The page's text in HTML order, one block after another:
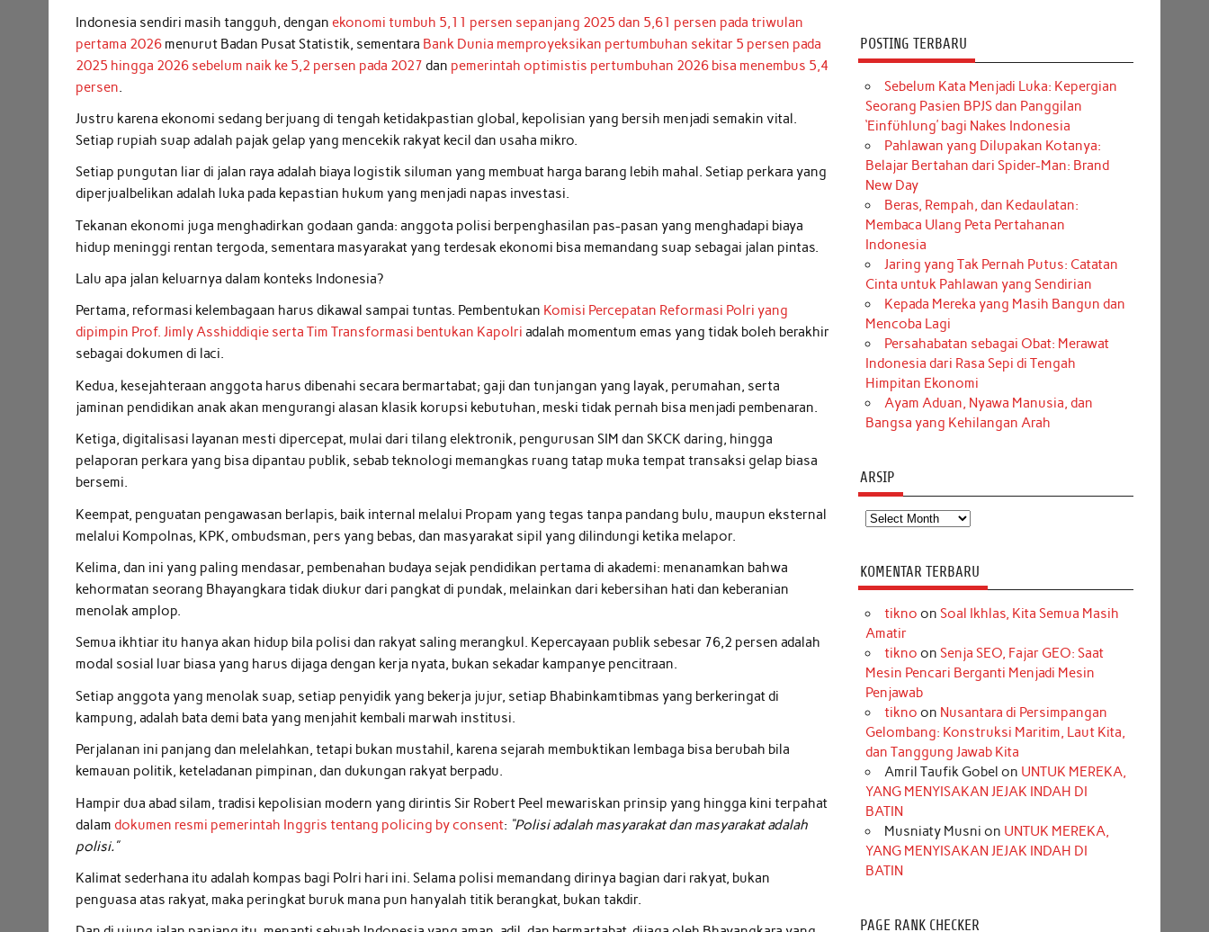
Indonesia sendiri masih tangguh, denganekonomi tumbuh 5,11 persen sepanjang 2025 dan 5,61 persen pada triwulan
pertama 2026 menurut Badan Pusat Statistik, sementara Bank Dunia memproyeksikan pertumbuhan sekitar 5 persen pada
2025 hingga 2026 sebelum naik ke 5,2 persen pada 2027 dan pemerintah optimistis pertumbuhan 2026 bisa menembus 5,4
persen
Justru karena ekonomi sedang berjuang di tengah ketidakpastian global, kepolisian yang bersih menjadi semakin vital.
Setiap rupiah suap adalah pajak gelap yang mencekik rakyat kecil dan usaha mikro.
Setiap pungutan liar di jalan raya adalah biaya logistik siluman yang membuat harga barang lebih mahal. Setiap perkara yang
diperjualbelikan adalah luka pada kepastian hukum yang menjadi napas investasi.
Tekanan ekonomi juga menghadirkan godaan ganda: anggota polisi berpenghasilan pas-pasan yang menghadapi biaya
hidup meninggi rentan tergoda, sementara masyarakat yang terdesak ekonomi bisa memandang suap sebagai jalan pintas.
Lalu apa jalan keluarnya dalam konteks Indonesia?
Pertama, reformasi kelembagaan harus dikawal sampai tuntas. Pembentukan Komisi Percepatan Reformasi Polri yang
dipimpin Prof. Jimly Asshiddiqie serta Tim Transformasi bentukan Kapolri adalah momentum emas yang tidak boleh berakhir
sebagai dokumen di laci.
Kedua, kesejahteraan anggota harus dibenahi secara bermartabat; gaji dan tunjangan yang layak, perumahan, serta
jaminan pendidikan anak akan mengurangi alasan klasik korupsi kebutuhan, meski tidak pernah bisa menjadi pembenaran.
Ketiga, digitalisasi layanan mesti dipercepat, mulai dari tilang elektronik, pengurusan SIM dan SKCK daring, hingga
pelaporan perkara yang bisa dipantau publik, sebab teknologi memangkas ruang tatap muka tempat transaksi gelap biasa
bersemi.
Keempat, penguatan pengawasan berlapis, baik internal melalui Propam yang tegas tanpa pandang bulu, maupun eksternal
melalui Kompolnas, KPK, ombudsman, pers yang bebas, dan masyarakat sipil yang dilindungi ketika melapor.
Kelima, dan ini yang paling mendasar, pembenahan budaya sejak pendidikan pertama di akademi: menanamkan bahwa
kehormatan seorang Bhayangkara tidak diukur dari pangkat di pundak, melainkan dari kebersihan hati dan keberanian
menolak amplop.
Semua ikhtiar itu hanya akan hidup bila polisi dan rakyat saling merangkul. Kepercayaan publik sebesar 76,2 persen adalah
modal sosial luar biasa yang harus dijaga dengan kerja nyata, bukan sekadar kampanye pencitraan.
Setiap anggota yang menolak suap, setiap penyidik yang bekerja jujur, setiap Bhabinkamtibmas yang berkeringat di
kampung, adalah bata demi bata yang menjahit kembali marwah institusi.
Perjalanan ini panjang dan melelahkan, tetapi bukan mustahil, karena sejarah membuktikan lembaga bisa berubah bila
kemauan politik, keteladanan pimpinan, dan dukungan rakyat berpadu.
Hampir dua abad silam, tradisi kepolisian modern yang dirintis Sir Robert Peel mewariskan prinsip yang hingga kini terpahat
dalamdokumen resmi pemerintah Inggris tentang policing by consent: “Polisi adalah masyarakat dan masyarakat adalah
polisi.”
Kalimat sederhana itu adalah kompas bagi Polri hari ini. Selama polisi memandang dirinya bagian dari rakyat, bukan
penguasa atas rakyat, maka peringkat buruk mana pun hanyalah titik berangkat, bukan takdir.
POSTING TERBARU
Sebelum Kata Menjadi Luka: Kepergian
Seorang Pasien BPJS dan Panggilan
‘Einfühlung’ bagi Nakes Indonesia
Pahlawan yang Dilupakan Kotanya:
Belajar Bertahan dari Spider-Man: Brand
New Day
Beras, Rempah, dan Kedaulatan:
Membaca Ulang Peta Pertahanan
Indonesia
Jaring yang Tak Pernah Putus: Catatan
Cinta untuk Pahlawan yang Sendirian
Kepada Mereka yang Masih Bangun dan
Mencoba Lagi
Persahabatan sebagai Obat: Merawat
Indonesia dari Rasa Sepi di Tengah
Himpitan Ekonomi
Ayam Aduan, Nyawa Manusia, dan
Bangsa yang Kehilangan Arah
ARSIP
Arsip
KOMENTAR TERBARU
tikno on Soal Ikhlas, Kita Semua Masih
Amatir
tikno on Senja SEO, Fajar GEO: Saat
Mesin Pencari Berganti Menjadi Mesin
Penjawab
tikno on Nusantara di Persimpangan
Gelombang: Konstruksi Maritim, Laut Kita,
dan Tanggung Jawab Kita
Amril Taufik Gobel on UNTUK MEREKA,
YANG MENYISAKAN JEJAK INDAH DI
BATIN
Musniaty Musni on UNTUK MEREKA,
YANG MENYISAKAN JEJAK INDAH DI
BATIN
PAGE RANK CHECKER